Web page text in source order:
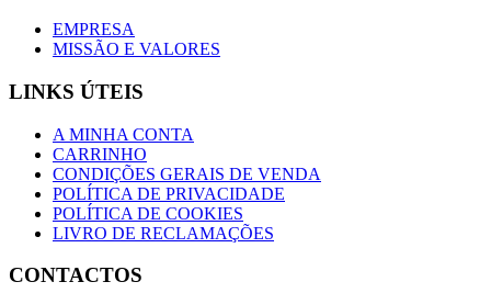
EMPRESA
MISSÃO E VALORES
LINKS ÚTEIS
A MINHA CONTA
CARRINHO
CONDIÇÕES GERAIS DE VENDA
POLÍTICA DE PRIVACIDADE
POLÍTICA DE COOKIES
LIVRO DE RECLAMAÇÕES
CONTACTOS